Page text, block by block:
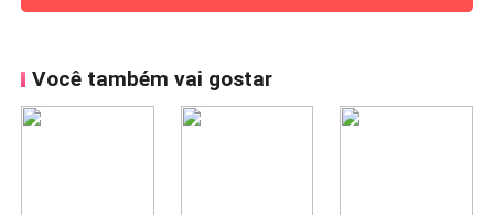
Você também vai gostar